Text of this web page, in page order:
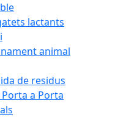
lactants
animal
de residus
a Porta